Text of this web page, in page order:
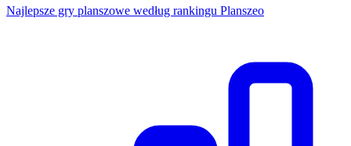
Najlepsze gry planszowe według rankingu Planszeo